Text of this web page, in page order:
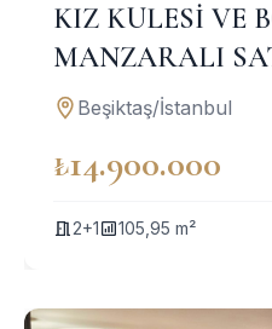
KIZ KULESİ VE
MANZARALI
Beşiktaş/İstanbul
₺14.900.000
2+1 105,95 m²